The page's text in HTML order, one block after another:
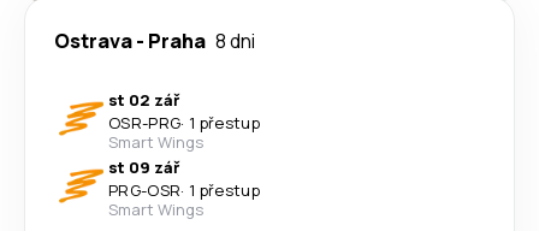
Ostrava- Praha 8 dni
st 02 zář
OSR-PRG· 1 přestup
Smart Wings
st 09 zář
PRG-OSR· 1 přestup
Smart Wings